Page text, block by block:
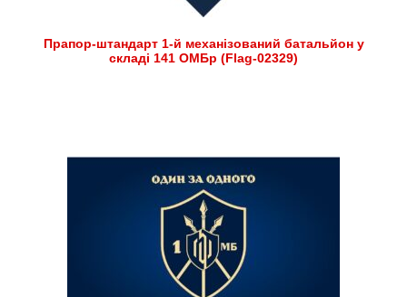
Прапор-штандарт 1-й механізований батальйон у
складі 141 ОМБр (Flag-02329)